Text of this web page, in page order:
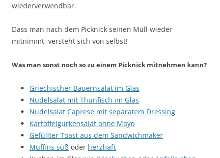
wiederverwendbar.
Dass man nach dem Picknick seinen Müll wieder
mitnimmt, versteht sich von selbst!
Was man sonst noch so zu einem Picknick mitnehmen kann?
Griechischer Bauernsalat im Glas
Nudelsalat mit Thunfisch im Glas
Nudelsalat Caprese mit separatem Dressing
Kartoffelgurkensalat ohne Mayo
Gefüllter Toast aus dem Sandwichmaker
Muffins süß oder herzhaft